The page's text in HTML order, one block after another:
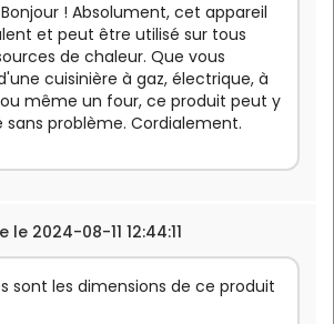
Bonjour ! Absolument, cet appareil
et peut être utilisé sur tous
de chaleur. Que vous
cuisinière à gaz, électrique, à
même un four, ce produit peut y
sans problème. Cordialement.
le 2024-08-11 12:44:11
sont les dimensions de ce produit